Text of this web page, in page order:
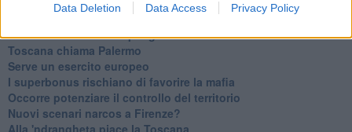
Data Deletion Data Access Privacy Policy
Il “dopo” Matteo Messina Denaro
Vademecum antimafia per gli elettori
Toscana chiama Palermo
Serve un esercito europeo
I superbonus rischiano di favorire la mafia
Occorre potenziare il controllo del territorio
​Nuovi scenari narcos a Firenze?
Alla 'ndrangheta piace la Toscana